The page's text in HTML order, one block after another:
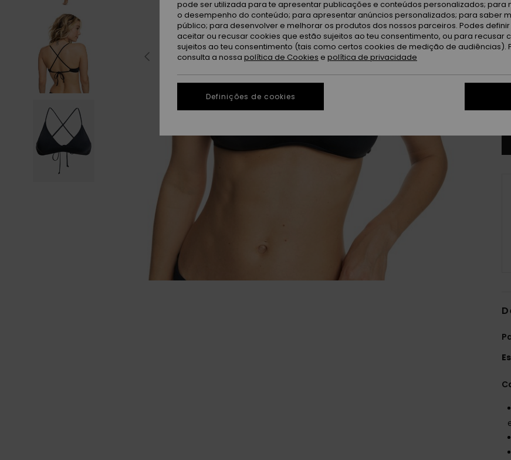
pode ser utilizada para te apresentar publicações e conteúdos personalizados; para
o desempenho do conteúdo; para apresentar anúncios personalizados; para saber
público; para desenvolver e melhorar os produtos dos nossos parceiros. Podes
aceitar ou recusar cookies que estão sujeitos ao teu consentimento, ou para recusar
sujeitos ao teu consentimento (tais como certos cookies de medição de audiências).
consulta a nossa política de Cookies e política de privacidade
Definições de cookies